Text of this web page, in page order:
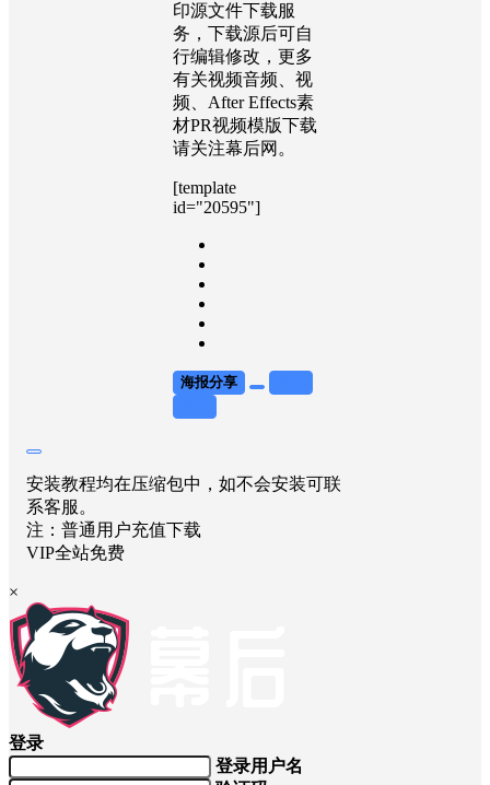
印源文件下载服
务，下载源后可自
行编辑修改，更多
有关视频音频、视
频、After Effects素
材PR视频模版下载
请关注幕后网。
[template
id="20595"]
海报分享
安装教程均在压缩包中，如不会安装可联
系客服。
注：普通用户充值下载
VIP全站免费
×
登录
登录用户名